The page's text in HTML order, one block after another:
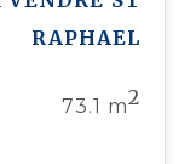
RAPHAEL
73.1 m2